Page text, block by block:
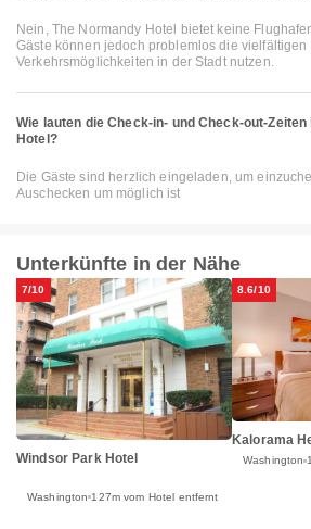
Nein, The Normandy Hotel bietet keine
Gäste können jedoch problemlos die vielfältigen
Verkehrsmöglichkeiten in der Stadt nutzen.
Wie lauten die Check-in- und Check-out-
Hotel?
Die Gäste sind herzlich eingeladen, um
Auschecken um möglich ist
Unterkünfte in der Nähe
7/10
Windsor Park Hotel
Washington 127m vom Hotel entfernt
8.6/10
Kalorama
Washington